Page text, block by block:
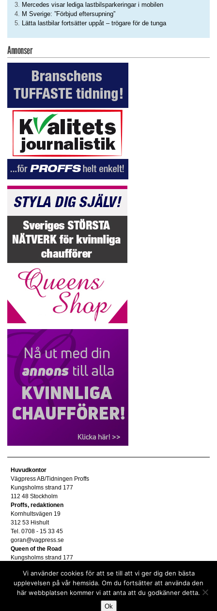
Mercedes visar lediga lastbilsparkeringar i mobilen
M Sverige: ”Förbjud eftersupning”
Lätta lastbilar fortsätter uppåt – trögare för de tunga
Annonser
Huvudkontor
Vägpress AB/Tidningen Proffs
Kungsholms strand 177
112 48 Stockholm
Proffs, redaktionen
Kornhultsvägen 19
312 53 Hishult
Tel. 0708 - 15 33 45
goran@vagpress.se
Queen of the Road
Kungsholms strand 177
Annonsera
Tel. 08 - 653 83 80
annons@vagpress.se
Vi använder cookies för att se till att vi ger dig den bästa
upplevelsen på vår hemsida. Om du fortsätter att använda den
här webbplatsen kommer vi att anta att du godkänner detta.
Ok